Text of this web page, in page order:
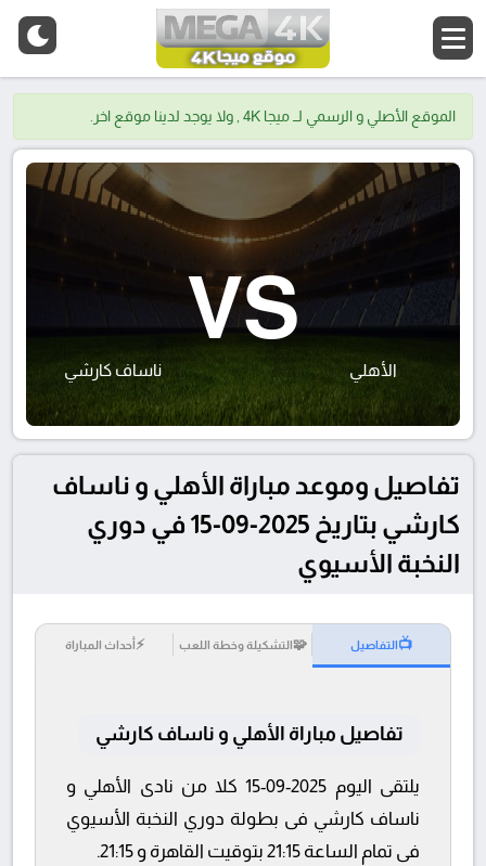
الموقع الأصلي و الرسمي لــ ميجا 4K , ولا يوجد لدينا موقع اخر.
الأهلي
VS
ناساف كارشي
تفاصيل وموعد مباراة الأهلي و ناساف
كارشي بتاريخ 2025-09-15 في دوري
النخبة الأسيوي
📺التفاصيل 🧩التشكيلة وخطة اللعب ⚡أحداث المباراة
تفاصيل مباراة الأهلي و ناساف كارشي
يلتقى اليوم 2025-09-15 كلا من نادى الأهلي و
ناساف كارشي فى بطولة دوري النخبة الأسيوي
فى تمام الساعة 21:15 بتوقيت القاهرة و 21:15.